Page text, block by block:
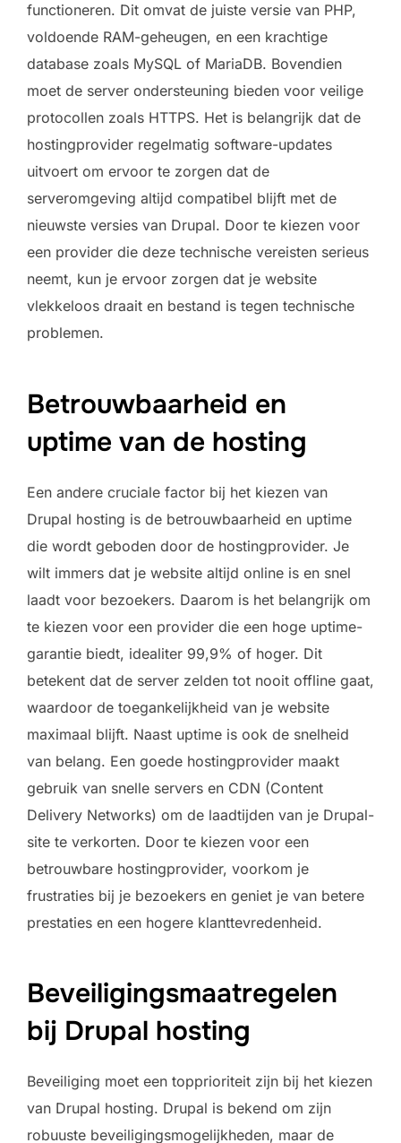
functioneren. Dit omvat de juiste versie van PHP,
voldoende RAM-geheugen, en een krachtige
database zoals MySQL of MariaDB. Bovendien
moet de server ondersteuning bieden voor veilige
protocollen zoals HTTPS. Het is belangrijk dat de
hostingprovider regelmatig software-updates
uitvoert om ervoor te zorgen dat de
serveromgeving altijd compatibel blijft met de
nieuwste versies van Drupal. Door te kiezen voor
een provider die deze technische vereisten serieus
neemt, kun je ervoor zorgen dat je website
vlekkeloos draait en bestand is tegen technische
problemen.
Betrouwbaarheid en
uptime van de hosting
Een andere cruciale factor bij het kiezen van
Drupal hosting is de betrouwbaarheid en uptime
die wordt geboden door de hostingprovider. Je
wilt immers dat je website altijd online is en snel
laadt voor bezoekers. Daarom is het belangrijk om
te kiezen voor een provider die een hoge uptime-
garantie biedt, idealiter 99,9% of hoger. Dit
betekent dat de server zelden tot nooit offline gaat,
waardoor de toegankelijkheid van je website
maximaal blijft. Naast uptime is ook de snelheid
van belang. Een goede hostingprovider maakt
gebruik van snelle servers en CDN (Content
Delivery Networks) om de laadtijden van je Drupal-
site te verkorten. Door te kiezen voor een
betrouwbare hostingprovider, voorkom je
frustraties bij je bezoekers en geniet je van betere
prestaties en een hogere klanttevredenheid.
Beveiligingsmaatregelen
bij Drupal hosting
Beveiliging moet een topprioriteit zijn bij het kiezen
van Drupal hosting. Drupal is bekend om zijn
robuuste beveiligingsmogelijkheden, maar de